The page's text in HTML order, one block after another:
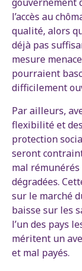
l’accès au
qualité, alors
déjà pas
mesure
pourraient
difficilement
Par ailleurs,
flexibilité et
protection
seront
mal
dégradées.
sur le marché
baisse sur les
l’un des pays
méritent un
et mal payés.